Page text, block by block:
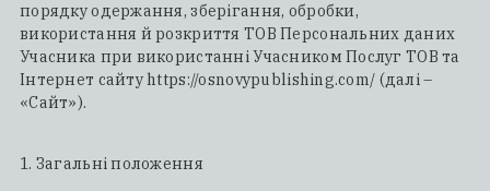
порядку одержання, зберігання, обробки,
використання й розкриття ТОВ Персональних даних
Учасника при використанні Учасником Послуг ТОВ та
Інтернет сайту https://osnovypublishing.com/ (далі –
«Сайт»).
1. Загальні положення